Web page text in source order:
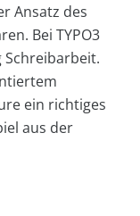
Ansatz des
Bei TYPO3
Schreibarbeit.
ein richtiges
aus der